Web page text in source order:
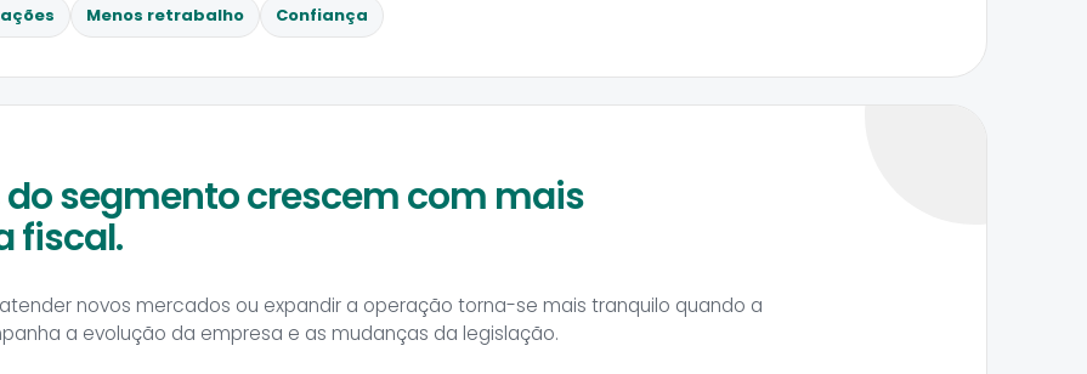
Menos retrabalho Confiança
do segmento crescem com mais
fiscal.
novos mercados ou expandir a operação torna-se mais tranquilo quando a
a evolução da empresa e as mudanças da legislação.